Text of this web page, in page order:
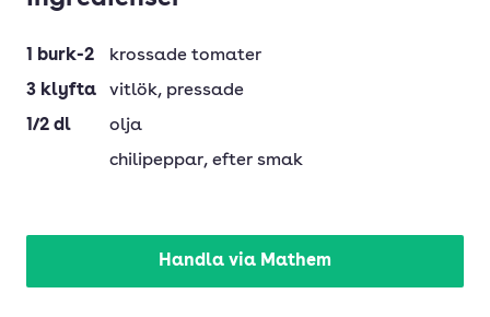
1 burk-2
krossade tomater
3 klyfta vitlök, pressade
1/2 dl
olja
chilipeppar, efter smak
Handla via Mathem